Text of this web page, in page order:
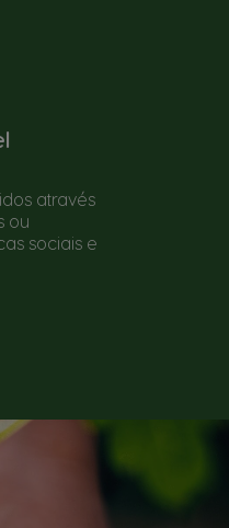
através
ou
sociais e